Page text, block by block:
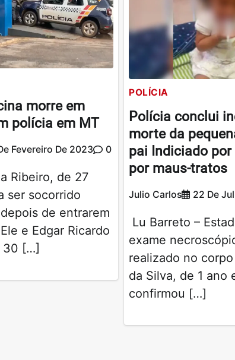
morre em
polícia em MT
Fevereiro De 2023 0
Ribeiro, de 27
ser socorrido
de entrarem
e Edgar Ricardo
30 […]
POLÍCIA
Polícia conclui
morte da
pai Indiciado
por maus-tratos
Julio Carlos 22 De
Lu Barreto –
exame
realizado no
da Silva, de 1 ano
confirmou […]